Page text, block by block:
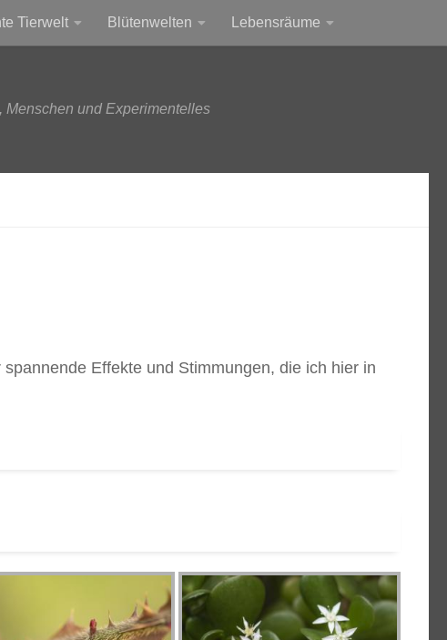
Tierwelt Blütenwelten Lebensräume
Menschen und Experimentelles
Effekte und Stimmungen, die ich hier in